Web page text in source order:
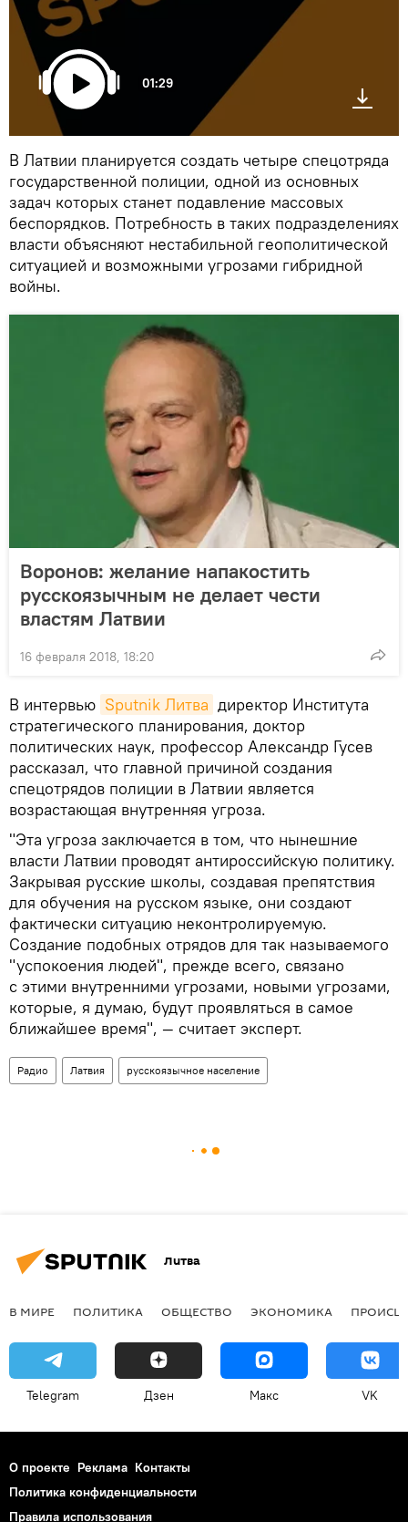
01:29
В Латвии планируется создать четыре спецотряда
государственной полиции, одной из основных
задач которых станет подавление массовых
беспорядков. Потребность в таких подразделениях
власти объясняют нестабильной геополитической
ситуацией и возможными угрозами гибридной
войны.
Воронов: желание напакостить
русскоязычным не делает чести
властям Латвии
16 февраля 2018, 18:20
В интервью Sputnik Литва директор Института
стратегического планирования, доктор
политических наук, профессор Александр Гусев
рассказал, что главной причиной создания
спецотрядов полиции в Латвии является
возрастающая внутренняя угроза.
"Эта угроза заключается в том, что нынешние
власти Латвии проводят антироссийскую политику.
Закрывая русские школы, создавая препятствия
для обучения на русском языке, они создают
фактически ситуацию неконтролируемую.
Создание подобных отрядов для так называемого
"успокоения людей", прежде всего, связано
с этими внутренними угрозами, новыми угрозами,
которые, я думаю, будут проявляться в самое
ближайшее время", — считает эксперт.
Радио Латвия русскоязычное население
Литва
В МИРЕ ПОЛИТИКА ОБЩЕСТВО ЭКОНОМИКА
Telegram Дзен Макс VK
О проекте Реклама Контакты
Политика конфиденциальности
Правила использования